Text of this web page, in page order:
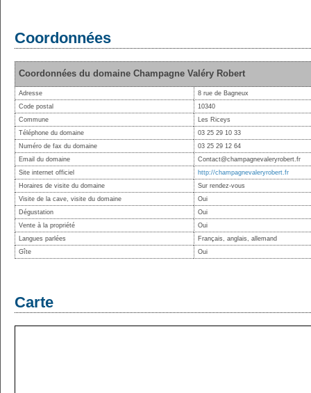
Coordonnées
Coordonnées du domaine Champagne Valéry Robert
Adresse
8 rue de Bagneux
Code postal
10340
Commune
Les Riceys
Téléphone du domaine
03 25 29 10 33
Numéro de fax du domaine
03 25 29 12 64
Email du domaine
Contact@champagnevaleryrobert.fr
Site internet officiel
http://champagnevaleryrobert.fr
Horaires de visite du domaine
Sur rendez-vous
Visite de la cave, visite du domaine
Oui
Dégustation
Oui
Vente à la propriété
Oui
Langues parlées
Français, anglais, allemand
Gîte
Oui
Carte